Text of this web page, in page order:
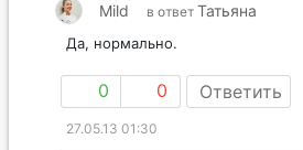
Mild в ответ Татьяна
Да, нормально.
0 0 Ответить
27.05.13 01:30